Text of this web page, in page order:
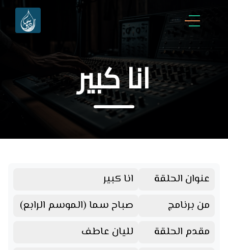
انا كبير
عنوان الحلقة
انا كبير
من برنامج
صباح سما (الموسم الرابع)
مقدم الحلقة
لليان عاطف